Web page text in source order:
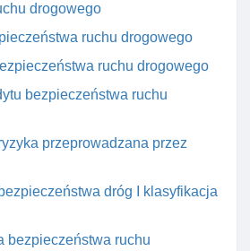
drogowego
ruchu drogowego
ruchu drogowego
bezpieczeństwa ruchu
przeprowadzana przez
dróg I klasyfikacja
bezpieczeństwa ruchu